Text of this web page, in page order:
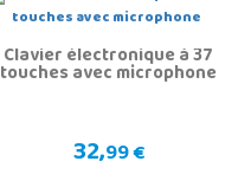
Clavier électronique à 37
touches avec microphone
32,99 €